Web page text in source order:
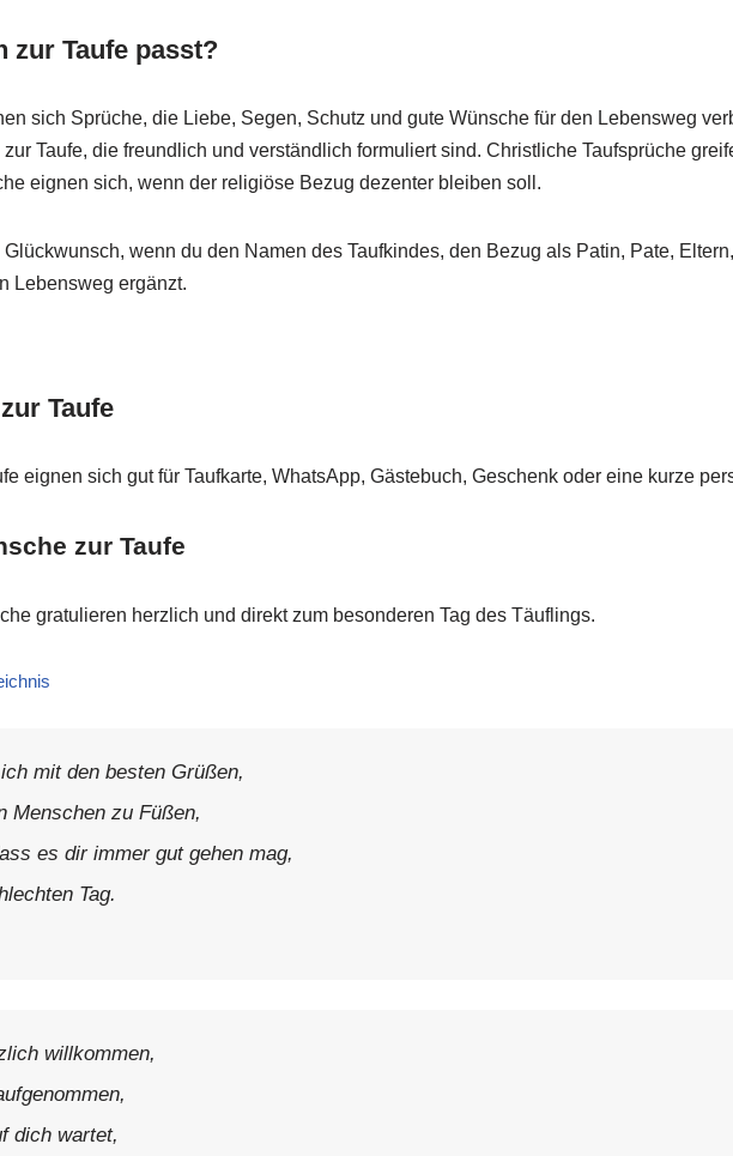
zur Taufe passt?
sich Sprüche, die Liebe, Segen, Schutz und gute Wünsche für den Lebensweg
Taufe, die freundlich und verständlich formuliert sind. Christliche Taufsprüche
eignen sich, wenn der religiöse Bezug dezenter bleiben soll.
wenn du den Namen des Taufkindes, den Bezug als Patin, Pate,
Lebensweg ergänzt.
Taufe
eignen sich gut für Taufkarte, WhatsApp, Gästebuch, Geschenk oder eine kurze
zur Taufe
gratulieren herzlich und direkt zum besonderen Tag des Täuflings.
mit den besten Grüßen,
Menschen zu Füßen,
es dir immer gut gehen mag,
Tag.
willkommen,
dich wartet,